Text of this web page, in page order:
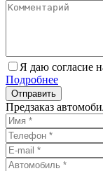
Я даю согласие
Подробнее
Предзаказ